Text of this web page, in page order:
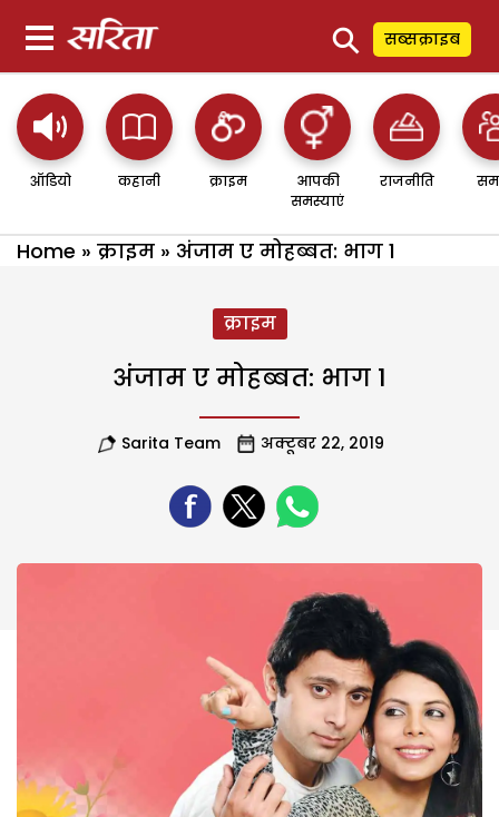
⚲ सब्सक्राइब
ऑडियो कहानी क्राइम
आपकी
समस्याएं
राजनीति
Home » क्राइम » अंजाम ए मोहब्बत: भाग 1
क्राइम
अंजाम ए मोहब्बत: भाग 1
Sarita Team अक्टूबर 22, 2019